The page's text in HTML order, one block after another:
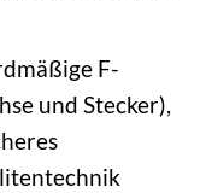
F-
und Stecker),